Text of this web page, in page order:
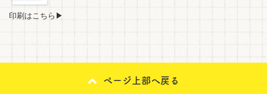
印刷はこちら▶
ページ上部へ戻る